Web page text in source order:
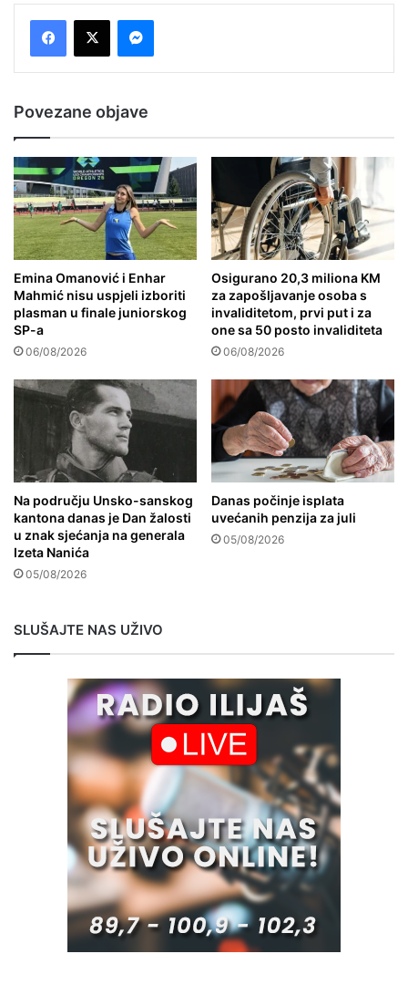
Povezane objave
Emina Omanović i Enhar
Mahmić nisu uspjeli izboriti
plasman u finale juniorskog
SP-a
06/08/2026
Osigurano 20,3 miliona KM
za zapošljavanje osoba s
invaliditetom, prvi put i za
one sa 50 posto invaliditeta
06/08/2026
Na području Unsko-sanskog
kantona danas je Dan žalosti
u znak sjećanja na generala
Izeta Nanića
05/08/2026
Danas počinje isplata
uvećanih penzija za juli
05/08/2026
SLUŠAJTE NAS UŽIVO